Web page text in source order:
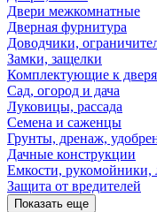
Двери межкомнатные
Дверная фурнитура
Доводчики,
Замки, защелки
Комплектующие к
Сад, огород и дача
Луковицы, рассада
Семена и саженцы
Грунты, дренаж,
Дачные конструкции
Емкости, рукомойники,
Защита от вредителей
Показать еще